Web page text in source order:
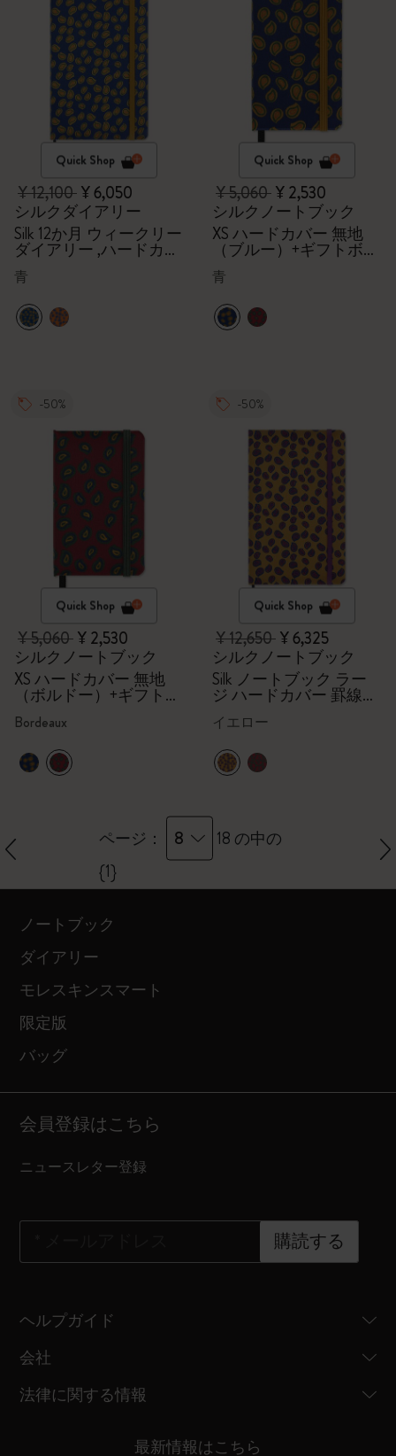
Quick Shop
¥ 12,100¥ 6,050
シルクダイアリー
Silk 12か月 ウィークリー
ダイアリー ,ハードカバ
ー（ブルー）,ギフトボ
ックス
青
Quick Shop
¥ 5,060¥ 2,530
シルクノートブック
XS ハードカバー 無地
（ブルー）+ギフトボッ
クス
青
-50%
Quick Shop
¥ 5,060¥ 2,530
シルクノートブック
XS ハードカバー 無地
（ボルドー）+ギフトボ
ックス
Bordeaux
-50%
Quick Shop
¥ 12,650¥ 6,325
シルクノートブック
Silk ノートブック ラー
ジ ハードカバー 罫線
ックス
イエロー
ページ： 8
18 の中の
{1}
ノートブック
ダイアリー
モレスキンスマート
限定版
バッグ
会員登録はこちら
ニュースレター登録
購読する
ヘルプガイド
会社
法律に関する情報
最新情報はこちら